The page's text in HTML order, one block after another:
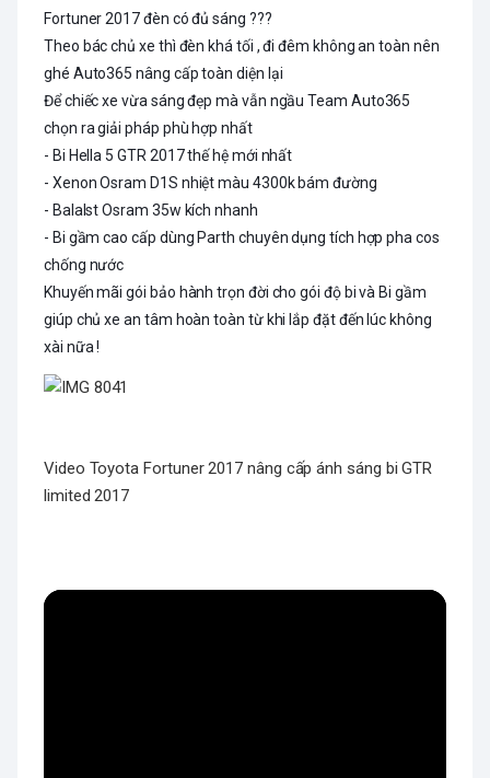
Fortuner 2017 đèn có đủ sáng ???
Theo bác chủ xe thì đèn khá tối , đi đêm không an toàn nên
ghé Auto365 nâng cấp toàn diện lại
Để chiếc xe vừa sáng đẹp mà vẫn ngầu Team Auto365
chọn ra giải pháp phù hợp nhất
- Bi Hella 5 GTR 2017 thế hệ mới nhất
- Xenon Osram D1S nhiệt màu 4300k bám đường
- Balalst Osram 35w kích nhanh
- Bi gầm cao cấp dùng Parth chuyên dụng tích hợp pha cos
chống nước
Khuyến mãi gói bảo hành trọn đời cho gói độ bi và Bi gầm
giúp chủ xe an tâm hoàn toàn từ khi lắp đặt đến lúc không
xài nữa !
Video Toyota Fortuner 2017 nâng cấp ánh sáng bi GTR
limited 2017